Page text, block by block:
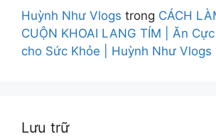
Huỳnh Như Vlogs trong CÁCH
CUỘN KHOAI LANG TÍM | Ăn
cho Sức Khỏe | Huỳnh Như Vlogs
Lưu trữ